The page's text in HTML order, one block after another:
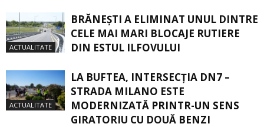
ACTUALITATE
BRĂNEȘTI A ELIMINAT UNUL DINTRE
CELE MAI MARI BLOCAJE RUTIERE
DIN ESTUL ILFOVULUI
ACTUALITATE
LA BUFTEA, INTERSECŢIA DN7 –
STRADA MILANO ESTE
MODERNIZATĂ PRINTR-UN SENS
GIRATORIU CU DOUĂ BENZI